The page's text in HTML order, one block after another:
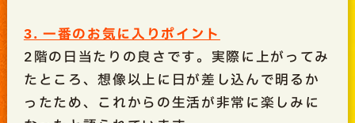
3. 一番のお気に入りポイント
2階の日当たりの良さです。実際に上がってみ
たところ、想像以上に日が差し込んで明るか
ったため、これからの生活が非常に楽しみに